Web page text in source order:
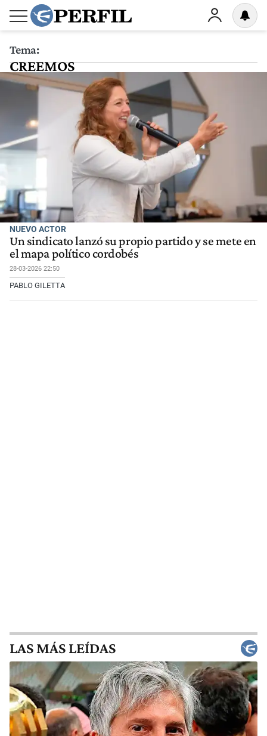
Tema:
CREEMOS
NUEVO ACTOR
Un sindicato lanzó su propio partido y se mete en
el mapa político cordobés
28-03-2026 22:50
PABLO GILETTA
LAS MÁS LEÍDAS